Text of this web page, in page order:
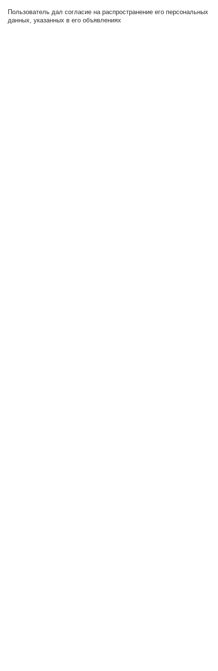
Пользователь дал согласие на распространение его персональных
данных, указанных в его объявлениях